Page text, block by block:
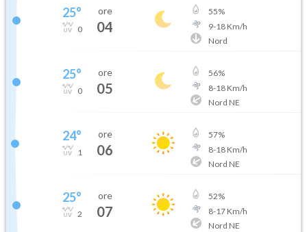
25°
0
ore
04
55%
9-18Km/h
Nord
25°
0
ore
05
56%
8-18Km/h
Nord NE
24°
1
ore
06
57%
8-18Km/h
Nord NE
25°
2
ore
07
52%
8-17Km/h
Nord NE